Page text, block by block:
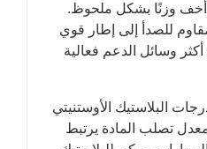
أخف وزنًا بشكل ملحوظ.
للصدأ إلى إطار قوي
وسائل الدعم فعالية
البلاستيك الأوستنيتي
تصلب المادة يرتبط